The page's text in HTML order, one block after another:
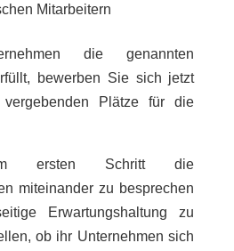
Mitarbeitern
die genannten
bewerben Sie sich jetzt
Plätze für die
ersten Schritt die
miteinander zu besprechen
Erwartungshaltung zu
ob ihr Unternehmen sich